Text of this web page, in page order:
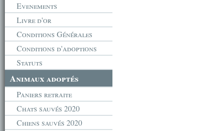
Evenements
Livre d'or
Conditions Générales
Conditions d'adoptions
Statuts
Animaux adoptés
Paniers retraite
Chats sauvés 2020
Chiens sauvés 2020